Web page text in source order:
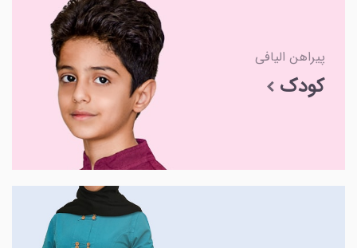
پیراهن الیافی
کودک